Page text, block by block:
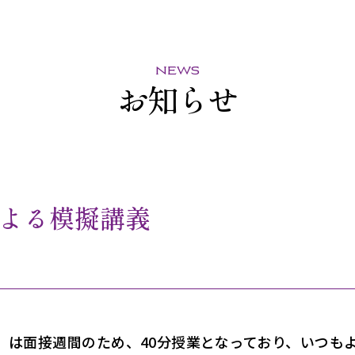
news
お知らせ
る模擬講義
面接週間のため、40分授業となっており、いつも